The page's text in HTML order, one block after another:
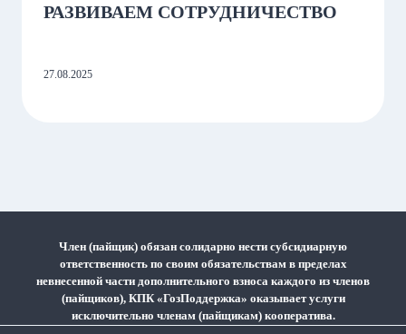
РАЗВИВАЕМ СОТРУДНИЧЕСТВО
27.08.2025
Член (пайщик) обязан солидарно нести субсидиарную
ответственность по своим обязательствам в пределах
невнесенной части дополнительного взноса каждого из членов
(пайщиков), КПК «ГозПоддержка» оказывает услуги
исключительно членам (пайщикам) кооператива.